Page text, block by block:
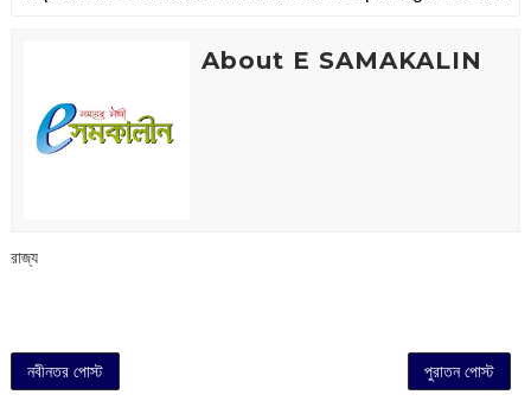
About E SAMAKALIN
রাজ্য
নবীনতর পোস্ট পুরাতন পোস্ট